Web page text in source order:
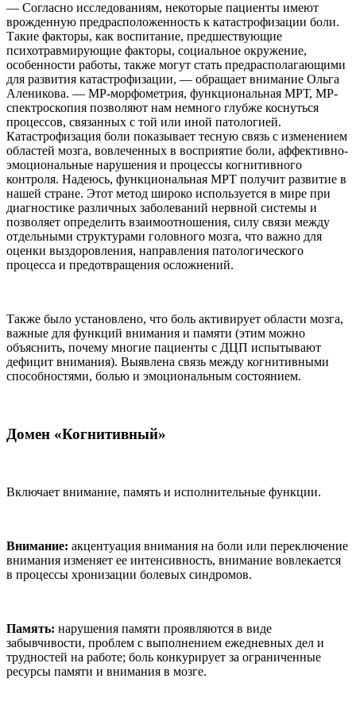
— Согласно исследованиям, некоторые пациенты имеют
врожденную предрасположенность к катастрофизации боли.
Такие факторы, как воспитание, предшествующие
психотравмирующие факторы, социальное окружение,
особенности работы, также могут стать предрасполагающими
для развития катастрофизации, — обращает внимание Ольга
Аленикова. — МР-морфометрия, функциональная МРТ, МР-
спектроскопия позволяют нам немного глубже коснуться
процессов, связанных с той или иной патологией.
Катастрофизация боли показывает тесную связь с изменением
областей мозга, вовлеченных в восприятие боли, аффективно-
эмоциональные нарушения и процессы когнитивного
контроля. Надеюсь, функциональная МРТ получит развитие в
нашей стране. Этот метод широко используется в мире при
диагностике различных заболеваний нервной системы и
позволяет определить взаимоотношения, силу связи между
отдельными структурами головного мозга, что важно для
оценки выздоровления, направления патологического
процесса и предотвращения осложнений.
Также было установлено, что боль активирует области мозга,
важные для функций внимания и памяти (этим можно
объяснить, почему многие пациенты с ДЦП испытывают
дефицит внимания). Выявлена связь между когнитивными
способностями, болью и эмоциональным состоянием.
Домен «Когнитивный»
Включает внимание, память и исполнительные функции.
Внимание: акцентуация внимания на боли или переключение
внимания изменяет ее интенсивность, внимание вовлекается
в процессы хронизации болевых синдромов.
Память: нарушения памяти проявляются в виде
забывчивости, проблем с выполнением ежедневных дел и
трудностей на работе; боль конкурирует за ограниченные
ресурсы памяти и внимания в мозге.